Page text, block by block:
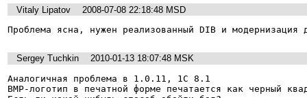
Vitaly Lipatov
2008-07-08 22:18:48 MSD
Проблема ясна, нужен реализованный DIB и модернизация
Sergey Tuchkin
2010-01-13 18:07:48 MSK
Аналогичная проблема в 1.0.11, 1C 8.1
BMP-логотип в печатной форме печатается как черный